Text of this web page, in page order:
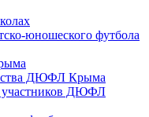
юношеского футбола
ДЮФЛ Крыма
участников ДЮФЛ